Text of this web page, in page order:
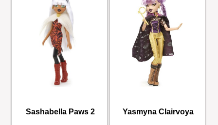
Sashabella Paws 2 Yasmyna Clairvoya